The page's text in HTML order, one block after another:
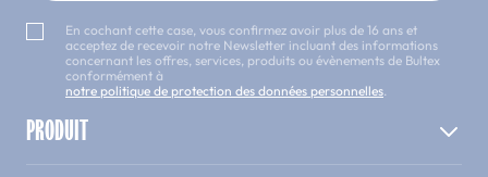
En cochant cette case, vous confirmez avoir plus de 16 ans et
acceptez de recevoir notre Newsletter incluant des informations
concernant les offres, services, produits ou évènements de Bultex
conformément à
notre politique de protection des données personnelles.
PRODUIT